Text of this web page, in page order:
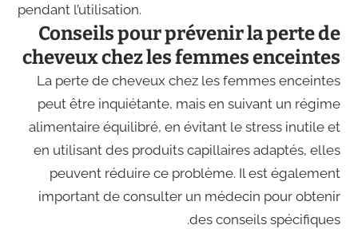
pendant l’utilisation.
Conseils pour prévenir la perte de
cheveux chez les femmes enceintes
La perte de cheveux chez les femmes enceintes
peut être inquiétante, mais en suivant un régime
alimentaire équilibré, en évitant le stress inutile et
en utilisant des produits capillaires adaptés, elles
peuvent réduire ce problème. Il est également
important de consulter un médecin pour obtenir
des conseils spécifiques.